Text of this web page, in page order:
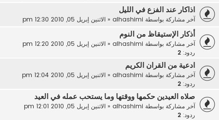
اذاكار عند الفزع في الليل
آخر مشاركة بواسطة alhashimi
« الاثنين إبريل 05, 2010 12:30 pm
أذكار الإستيقاظ من النوم
آخر مشاركة بواسطة alhashimi
« الاثنين إبريل 05, 2010 12:20 pm
ردود: 2
ادعية من القران الكريم
آخر مشاركة بواسطة alhashimi
« الاثنين إبريل 05, 2010 12:04 pm
ردود: 2
صلاه العيدين حكمها ووقتها وما يستحب عمله في العيد
آخر مشاركة بواسطة alhashimi
« الاثنين إبريل 05, 2010 12:01 pm
ردود: 2